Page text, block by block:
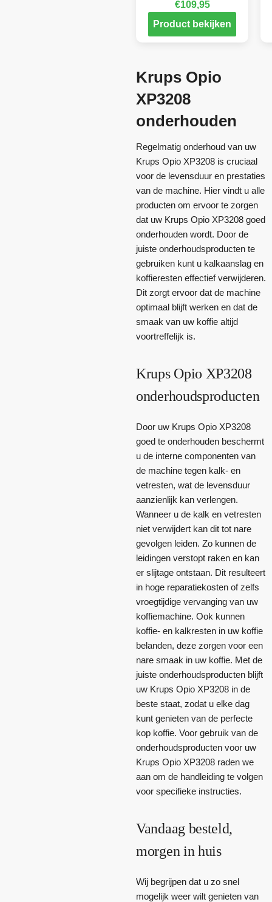
€109,95
Product bekijken
Krups Opio
XP3208
onderhouden
Regelmatig onderhoud van uw
Krups Opio XP3208 is cruciaal
voor de levensduur en prestaties
van de machine. Hier vindt u alle
producten om ervoor te zorgen
dat uw Krups Opio XP3208 goed
onderhouden wordt. Door de
juiste onderhoudsproducten te
gebruiken kunt u kalkaanslag en
koffieresten effectief verwijderen.
Dit zorgt ervoor dat de machine
optimaal blijft werken en dat de
smaak van uw koffie altijd
voortreffelijk is.
Krups Opio XP3208
onderhoudsproducten
Door uw Krups Opio XP3208
goed te onderhouden beschermt
u de interne componenten van
de machine tegen kalk- en
vetresten, wat de levensduur
aanzienlijk kan verlengen.
Wanneer u de kalk en vetresten
niet verwijdert kan dit tot nare
gevolgen leiden. Zo kunnen de
leidingen verstopt raken en kan
er slijtage ontstaan. Dit resulteert
in hoge reparatiekosten of zelfs
vroegtijdige vervanging van uw
koffiemachine. Ook kunnen
koffie- en kalkresten in uw koffie
belanden, deze zorgen voor een
nare smaak in uw koffie. Met de
juiste onderhoudsproducten blijft
uw Krups Opio XP3208 in de
beste staat, zodat u elke dag
kunt genieten van de perfecte
kop koffie. Voor gebruik van de
onderhoudsproducten voor uw
Krups Opio XP3208 raden we
aan om de handleiding te volgen
voor specifieke instructies.
Vandaag besteld,
morgen in huis
Wij begrijpen dat u zo snel
mogelijk weer wilt genieten van